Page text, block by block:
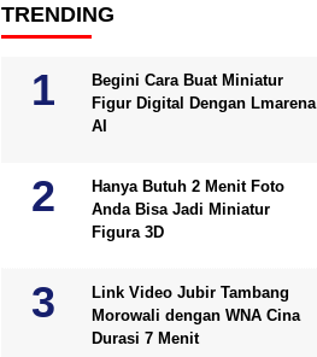
TRENDING
Begini Cara Buat Miniatur
Figur Digital Dengan Lmarena
AI
Hanya Butuh 2 Menit Foto
Anda Bisa Jadi Miniatur
Figura 3D
Link Video Jubir Tambang
Morowali dengan WNA Cina
Durasi 7 Menit